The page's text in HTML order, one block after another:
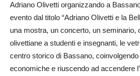
Adriano Olivetti organizzando a
evento dal titolo “Adriano Olivetti e la
una mostra, un concerto, un seminario,
olivettiane a studenti e insegnanti, le
centro storico di Bassano,
economiche e riuscendo ad accendere